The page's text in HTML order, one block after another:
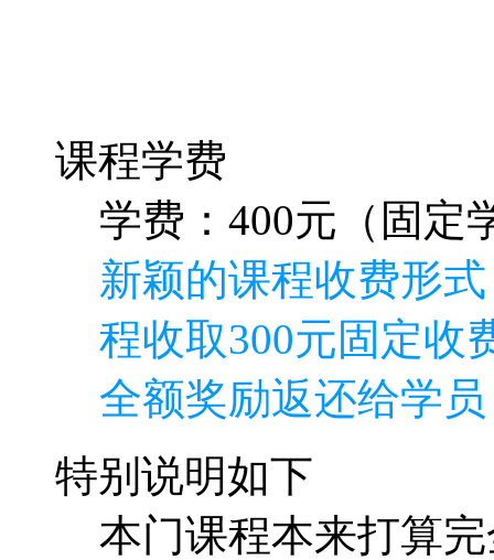
课程学费
学费：400元（固定
新颖的课程收费形
程收取300元固定收
全额奖励返还给学
特别说明如下
本门课程本来打算